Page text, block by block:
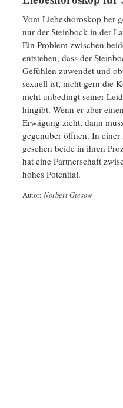
Vom Liebeshoroskop her
nur der Steinbock in der
Ein Problem zwischen
entstehen, dass der
Gefühlen zuwendet und
sexuell ist, nicht gern die
nicht unbedingt seiner
hingibt. Wenn er aber
Erwägung zieht, dann
gegenüber öffnen. In
gesehen beide in ihren
hat eine Partnerschaft
hohes Potential.
Autor: Norbert Giesow